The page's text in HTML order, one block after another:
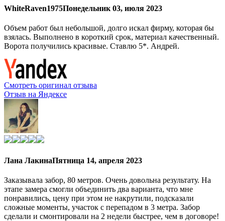
WhiteRaven1975Понедельник 03, июля 2023
Объем работ был небольшой, долго искал фирму, которая бы
взялась. Выполнено в короткий срок, материал качественный.
Ворота получились красивые. Ставлю 5*. Андрей.
Смотреть оригинал отзыва
Отзыв на Яндексе
Лана ЛакинаПятница 14, апреля 2023
Заказывала забор, 80 метров. Очень довольна результату. На
этапе замера смогли объединить два варианта, что мне
понравились, цену при этом не накрутили, подсказали
сложные моменты, участок с перепадом в 3 метра. Забор
сделали и смонтировали на 2 недели быстрее, чем в договоре!